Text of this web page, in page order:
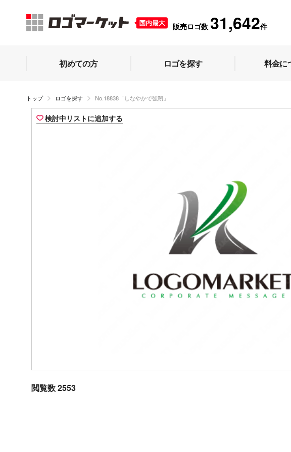
販売ロゴ数 31,642件
初めての方 ロゴを探す 料金に
トップ ロゴを探す No.18838「しなやかで強靭」
検討中リストに追加する
閲覧数 2553